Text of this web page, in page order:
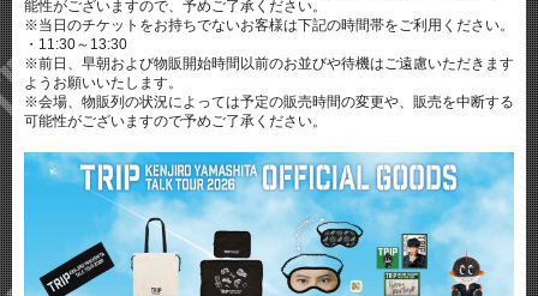
能性がございますので、予めご了承ください。
※当日のチケットをお持ちでないお客様は下記の時間帯をご利用ください。
・11:30～13:30
※前日、早朝および物販開始時間以前のお並びや待機はご遠慮いただきます
ようお願いいたします。
※会場、物販列の状況によっては予定の販売時間の変更や、販売を中断する
可能性がございますので予めご了承ください。